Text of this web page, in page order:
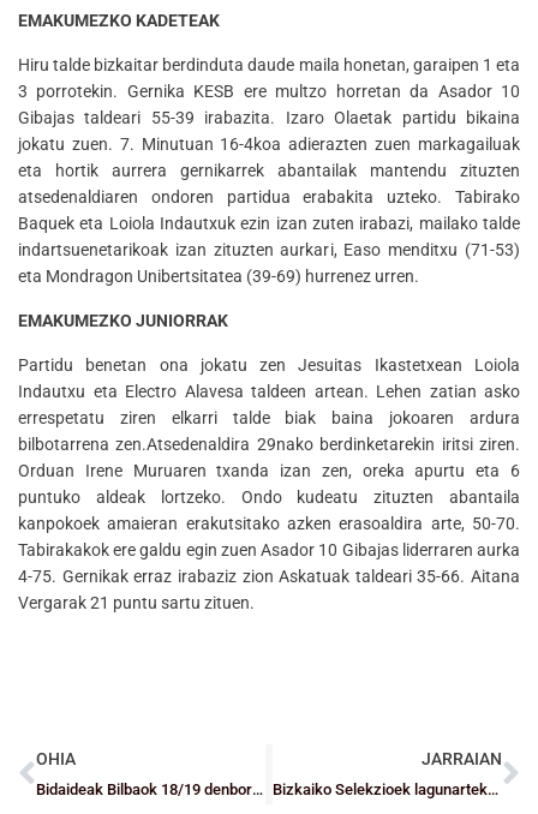
EMAKUMEZKO KADETEAK
Hiru talde bizkaitar berdinduta daude maila honetan, garaipen 1 eta
3 porrotekin. Gernika KESB ere multzo horretan da Asador 10
Gibajas taldeari 55-39 irabazita. Izaro Olaetak partidu bikaina
jokatu zuen. 7. Minutuan 16-4koa adierazten zuen markagailuak
eta hortik aurrera gernikarrek abantailak mantendu zituzten
atsedenaldiaren ondoren partidua erabakita uzteko. Tabirako
Baquek eta Loiola Indautxuk ezin izan zuten irabazi, mailako talde
indartsuenetarikoak izan zituzten aurkari, Easo menditxu (71-53)
eta Mondragon Unibertsitatea (39-69) hurrenez urren.
EMAKUMEZKO JUNIORRAK
Partidu benetan ona jokatu zen Jesuitas Ikastetxean Loiola
Indautxu eta Electro Alavesa taldeen artean. Lehen zatian asko
errespetatu ziren elkarri talde biak baina jokoaren ardura
bilbotarrena zen.Atsedenaldira 29nako berdinketarekin iritsi ziren.
Orduan Irene Muruaren txanda izan zen, oreka apurtu eta 6
puntuko aldeak lortzeko. Ondo kudeatu zituzten abantaila
kanpokoek amaieran erakutsitako azken erasoaldira arte, 50-70.
Tabirakakok ere galdu egin zuen Asador 10 Gibajas liderraren aurka
4-75. Gernikak erraz irabaziz zion Askatuak taldeari 35-66. Aitana
Vergarak 21 puntu sartu zituen.
OHIA
Bidaideak Bilbaok 18/19 denboraldirako proiektua aurkeztu du baina ezin izan die lehen garaipena eskaini zaletuei
JARRAIAN
Bizkaiko Selekzioek lagunarteko partiduak dituzte Kantabriaren aurka